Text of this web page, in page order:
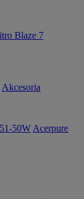
Blaze 7
Akcesoria
50W Acerpure